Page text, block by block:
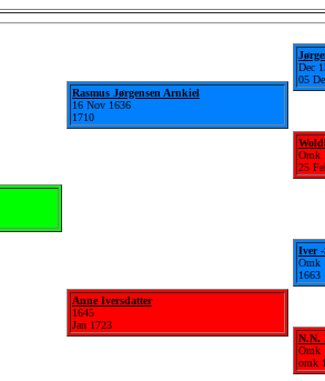
Rasmus Jørgensen Arnkiel
16 Nov 1636
1710
Anne Iversdatter
1645
Jan 1723
Dec
05
Omk
25
Iver
Omk
1663
N.N.
Omk
omk